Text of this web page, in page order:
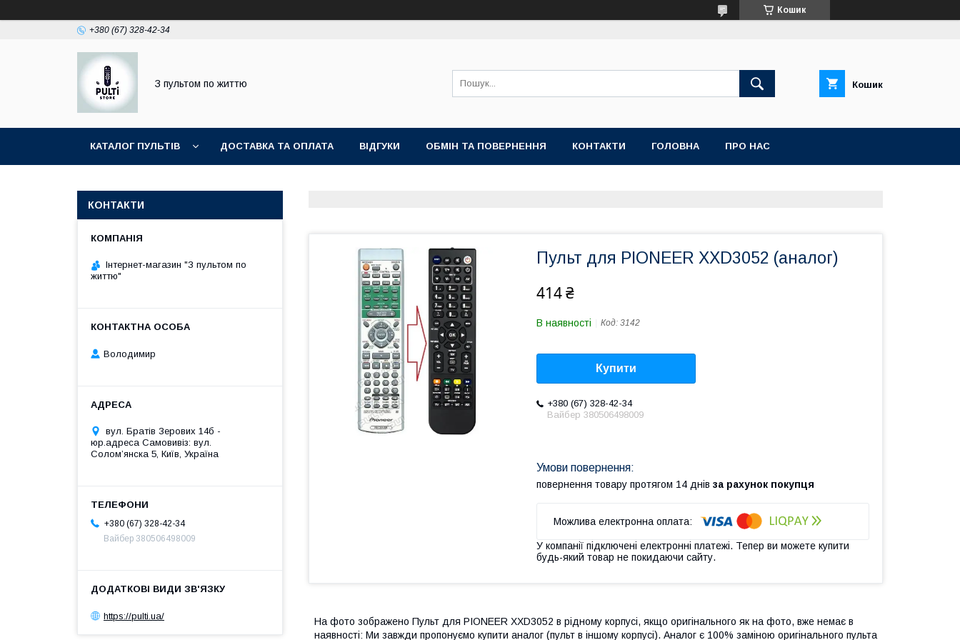
Кошик
+380 (67) 328-42-34
З пультом по життю Кошик
КАТАЛОГ ПУЛЬТІВ ДОСТАВКА ТА ОПЛАТА ВІДГУКИ ОБМІН ТА ПОВЕРНЕННЯ КОНТАКТИ ГОЛОВНА ПРО НАС
Пульт для PIONEER XXD3052 (аналог)
414 ₴
В наявності Код: 3142
Купити
+380 (67) 328-42-34
Вайбер 380506498009
повернення товару протягом 14 днів за рахунок покупця
У компанії підключені електронні платежі. Тепер ви можете купити
будь-який товар не покидаючи сайту.
На фото зображено Пульт для PIONEER XXD3052 в рідному корпусі, якщо оригінального як на фото, вже немає в
наявності: Ми завжди пропонуємо купити аналог (пульт в іншому корпусі). Аналог є 100% заміною оригінального пульта
КОНТАКТИ
Інтернет-магазин "З пультом по
життю"
Володимир
вул. Братів Зерових 14б -
юр.адреса Самовивіз: вул.
Соломʼянска 5, Київ, Україна
+380 (67) 328-42-34
Вайбер 380506498009
https://pulti.ua/